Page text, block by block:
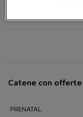
Vibo Center
Catene con
PRENATAL